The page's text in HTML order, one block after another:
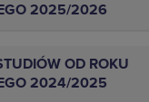
2025/2026
OD ROKU
2024/2025